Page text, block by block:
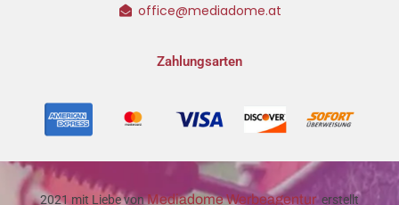
office@mediadome.at
Zahlungsarten
2021 mit Liebe vonMediadome Werbeagentur erstellt